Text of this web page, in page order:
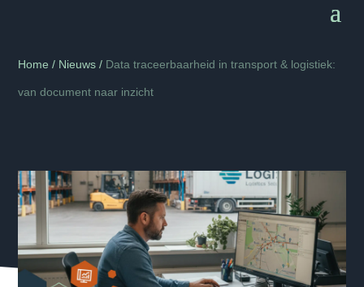
Home / Nieuws / Data traceerbaarheid in transport & logistiek:
van document naar inzicht